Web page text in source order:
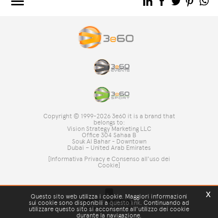
Copyright © 1999-2026 3e60 it is a brand that
belongs to:
Vision Strategy Marketing LLC
Office 304 Sahaa B
Souk Al Bahar - Downtown
Dubai – United Arab Emirates
[Informativa Privacy e Consenso all'uso dei
Cookie]
x
Questo sito web utilizza i cookie. Maggiori informazioni
sui cookie sono disponibili a questo link. Continuando ad
utilizzare questo sito si acconsente all'utilizzo dei cookie
durante la navigazione.